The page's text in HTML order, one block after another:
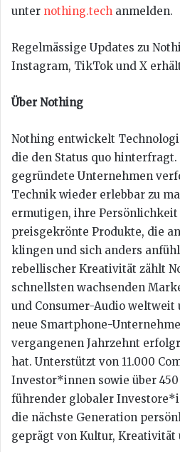
unter nothing.tech anmelden.
Regelmässige Updates zu
Instagram, TikTok und X
Über Nothing
Nothing entwickelt
die den Status quo hinterfragt.
gegründete Unternehmen
Technik wieder erlebbar zu
ermutigen, ihre
preisgekrönte Produkte, die
klingen und sich anders
rebellischer Kreativität zählt
schnellsten wachsenden
und Consumer-Audio weltweit
neue Smartphone-
vergangenen Jahrzehnt
hat. Unterstützt von 11.000
Investor*innen sowie über
führender globaler
die nächste Generation
geprägt von Kultur, Kreativität